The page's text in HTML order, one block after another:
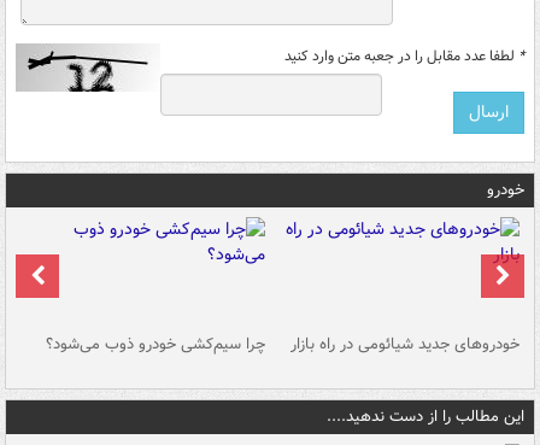
* لطفا عدد مقابل را در جعبه متن وارد کنید
خودرو
خودروهای جدید شیائومی در راه بازار چرا سیم‌کشی خودرو ذوب می‌شود؟
این مطالب را از دست ندهید....